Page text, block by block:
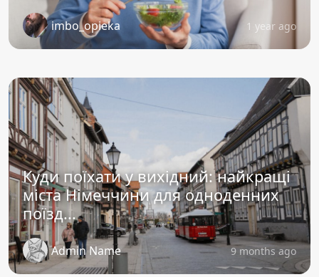
imbo_opieka 1 year ago
Куди поїхати у вихідний: найкращі
міста Німеччини для одноденних
поїзд...
Admin Name 9 months ago